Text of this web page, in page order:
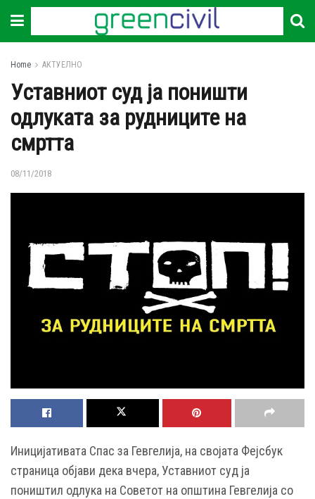
Home АКТУЕЛНО
Уставниот суд ја поништи
одлуката за рудниците на
смртта
08/11/2018
Иницијативата Спас за Гевгелија, на својата Фејсбук
страница објави дека вчера, Уставниот суд ја
поништил одлука на Советот на општина Гевгелија со